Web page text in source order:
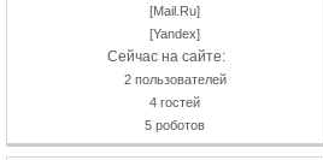
[Mail.Ru]
[Yandex]
Сейчас на сайте:
2 пользователей
4 гостей
5 роботов